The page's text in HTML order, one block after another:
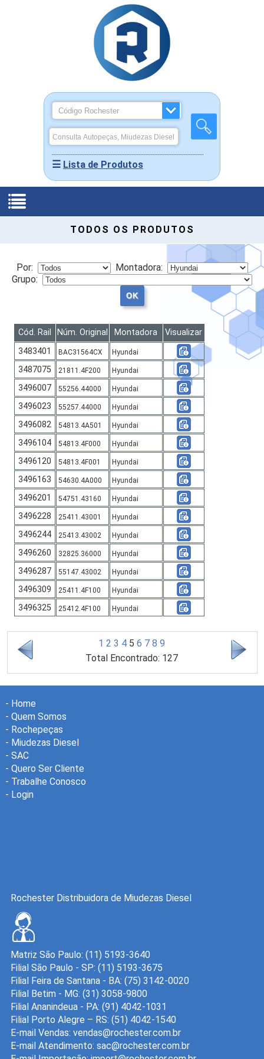
☰ Lista de Produtos
Home
Somos
Rochepeças
Miudezas
Diesel
SAC
TODOS OS PRODUTOS
Por:
Montadora:
Grupo:
Cód. Rail Núm. Original Montadora
Visualizar
3483401
BAC31564CX Hyundai
3487075 21811.4F200 Hyundai
3496007 55256.44000 Hyundai
3496023 55257.44000 Hyundai
3496082 54813.4A501 Hyundai
3496104 54813.4F000 Hyundai
3496120 54813.4F001 Hyundai
3496163 54630.4A000 Hyundai
3496201 54751.43160 Hyundai
3496228 25411.43001 Hyundai
3496244 25413.43002 Hyundai
3496260 32825.36000 Hyundai
3496287 55147.43002 Hyundai
3496309 25411.4F100 Hyundai
3496325 25412.4F100 Hyundai
1 2 3 4 5 6 7 8 9
Total Encontrado: 127
- Home
- Quem Somos
- Rochepeças
- Miudezas Diesel
- SAC
- Quero Ser Cliente
- Trabalhe Conosco
- Login
Rochester Distribuidora de Miudezas Diesel
Matriz São Paulo: (11) 5193-3640
Filial São Paulo - SP: (11) 5193-3675
Filial Feira de Santana - BA: (75) 3142-0020
Filial Betim - MG: (31) 3058-9800
Filial Ananindeua - PA: (91) 4042-1031
Filial Porto Alegre – RS: (51) 4042-1540
E-mail Vendas:
E-mail Atendimento: